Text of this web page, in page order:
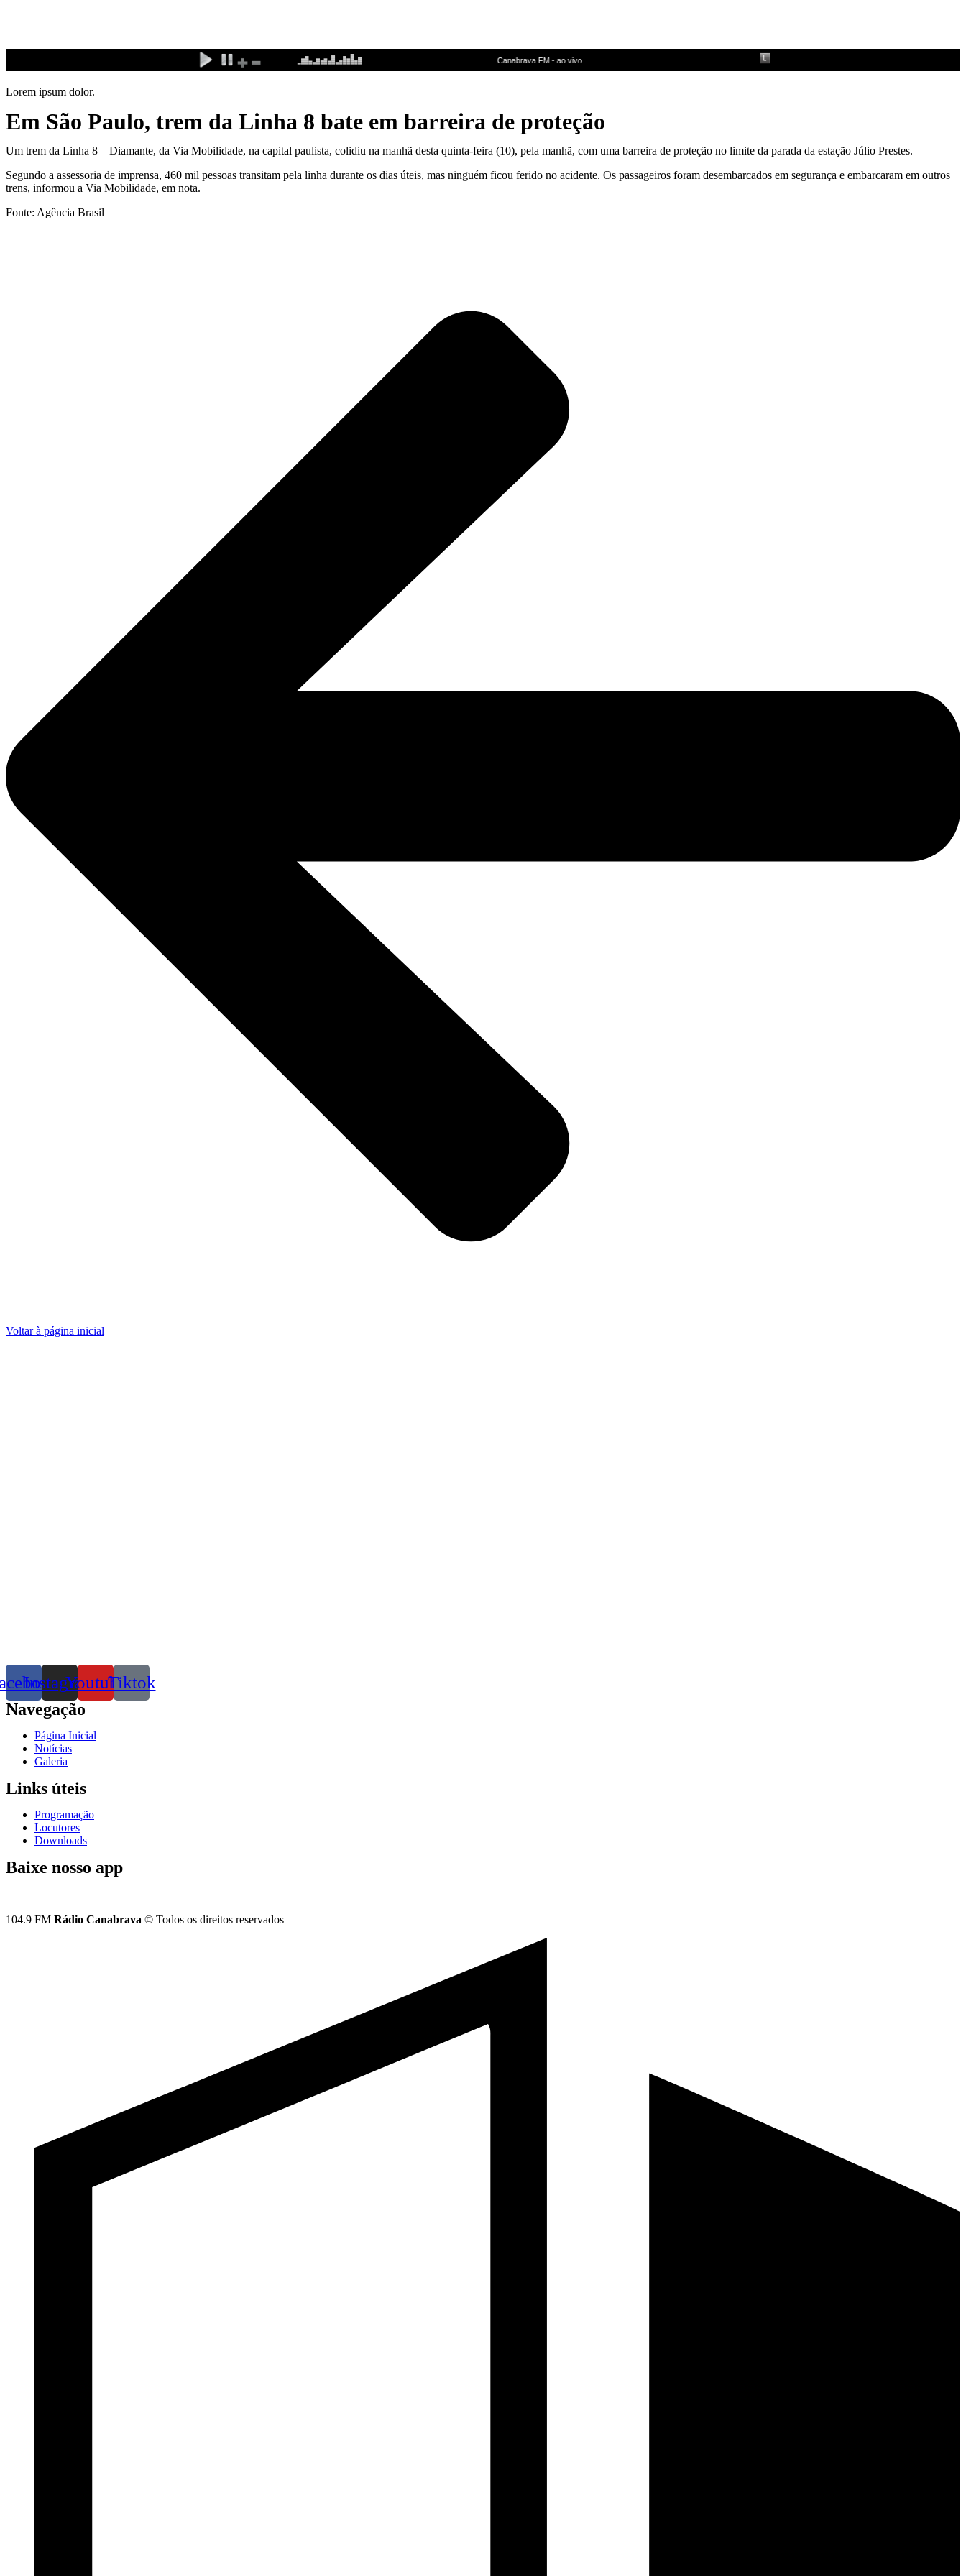
conteúdo
Lorem ipsum dolor.
Em São Paulo, trem da Linha 8 bate em barreira de proteção
Um trem da Linha 8 – Diamante, da Via Mobilidade, na capital paulista, colidiu na manhã desta quinta-feira (10), pela manhã, com uma barreira de proteção no limite da parada da estação Júlio Prestes.
Segundo a assessoria de imprensa, 460 mil pessoas transitam pela linha durante os dias úteis, mas ninguém ficou ferido no acidente. Os passageiros foram desembarcados em segurança e embarcaram em outros
trens, informou a Via Mobilidade, em nota.
Fonte: Agência Brasil
Voltar à página inicial
InstagramYoutubeTiktok
Navegação
Página Inicial
Notícias
Galeria
Links úteis
Programação
Locutores
Downloads
Baixe nosso app
104.9 FM Rádio Canabrava © Todos os direitos reservados